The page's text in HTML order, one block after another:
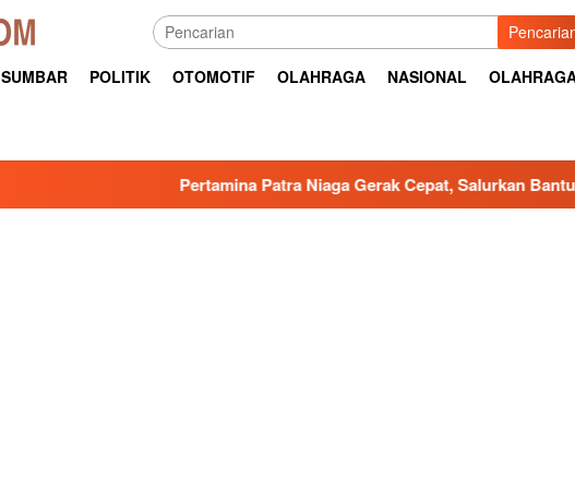
SUMBAR POLITIK OTOMOTIF OLAHRAGA NASIONAL
Pertamina Patra Niaga Gerak Cepat, Salurkan Bantuan Masyarakat